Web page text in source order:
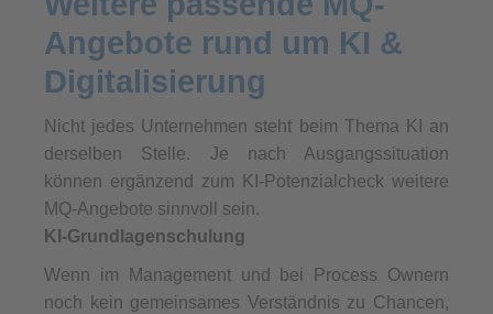
Angebote rund um KI &
Digitalisierung
Nicht jedes Unternehmen steht beim Thema KI an
derselben Stelle. Je nach Ausgangssituation
können ergänzend zum KI-Potenzialcheck weitere
MQ-Angebote sinnvoll sein.
KI-Grundlagenschulung
Wenn im Management und bei Process Ownern
noch kein gemeinsames Verständnis zu Chancen,